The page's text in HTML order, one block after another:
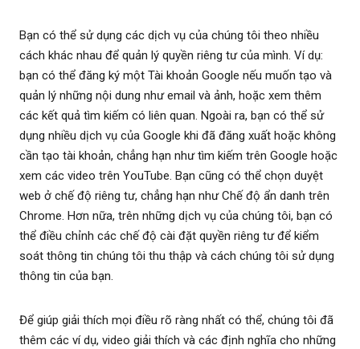
Bạn có thể sử dụng các dịch vụ của chúng tôi theo nhiều
cách khác nhau để quản lý quyền riêng tư của mình. Ví dụ:
bạn có thể đăng ký một Tài khoản Google nếu muốn tạo và
quản lý những nội dung như email và ảnh, hoặc xem thêm
các kết quả tìm kiếm có liên quan. Ngoài ra, bạn có thể sử
dụng nhiều dịch vụ của Google khi đã đăng xuất hoặc không
cần tạo tài khoản, chẳng hạn như tìm kiếm trên Google hoặc
xem các video trên YouTube. Bạn cũng có thể chọn duyệt
web ở chế độ riêng tư, chẳng hạn như Chế độ ẩn danh trên
Chrome. Hơn nữa, trên những dịch vụ của chúng tôi, bạn có
thể điều chỉnh các chế độ cài đặt quyền riêng tư để kiểm
soát thông tin chúng tôi thu thập và cách chúng tôi sử dụng
thông tin của bạn.
Để giúp giải thích mọi điều rõ ràng nhất có thể, chúng tôi đã
thêm các ví dụ, video giải thích và các định nghĩa cho những